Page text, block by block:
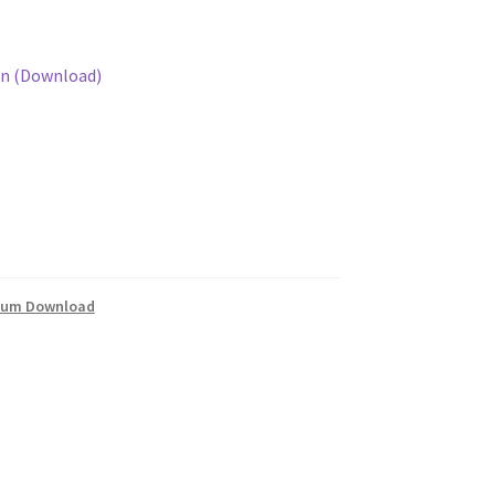
(Download)
Download